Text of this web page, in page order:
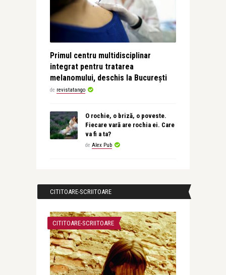
Primul centru multidisciplinar
integrat pentru tratarea
melanomului, deschis la București
de revistatango
O rochie, o briză, o poveste.
Fiecare vară are rochia ei. Care
va fi a ta?
de Alex Pub
CITITOARE-SCRIITOARE
CITITOARE-SCRIITOARE